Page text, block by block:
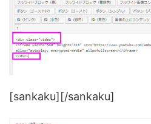
[sankaku][/sankaku]